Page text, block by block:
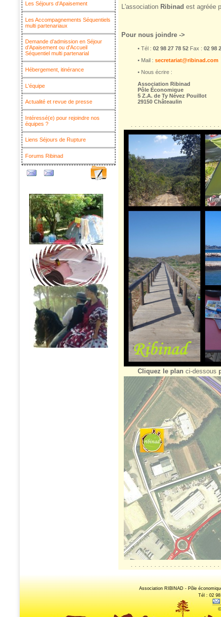
Les Séjours d’Apaisement
Les Accompagnements Séquentiels
multi partenariaux
Demande d’admission en Séjour
d’Apaisement ou d'Accueil
Séquentiel multi partenarial
Hébergement, itinérance
L'équipe
Actualité et revue de presse
Intéressé(e) pour rejoindre nos
équipes ?
Liens Séjours de Rupture
Forums Ribinad
L'association Ribinad est agréée
Pour nous joindre ->
• Tél : 02 98 27 78 52 Fax : 02 98
• Mail : secretariat@ribinad.com
• Nous écrire :
Association Ribinad
Pôle Économique
5 Z.A. de Ty Névez Pouillot
29150 Châteaulin
Cliquez le plan ci-dessous
Association RIBINAD - Pôle
Tél : 02